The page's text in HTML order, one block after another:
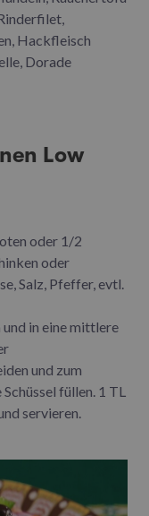
Hackfleisch
Dorade
Low
oder 1/2
oder
Salz, Pfeffer, evtl.
und in eine mittlere
und zum
füllen. 1 TL
servieren.